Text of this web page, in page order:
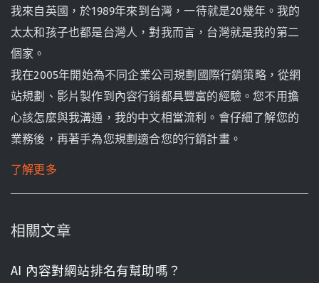
我來自英國，於1989年來到台灣，一待就是20幾年。我的
太太和孩子也都是台灣人，對我而言，台灣就是我的第二
個家。
我在2005年開始為不同企業公司規劃國際行銷策略，從網
站規劃、影片製作到內容行銷都具豐富的經驗。您不用擔
心該怎麼與我溝通，我的中文相當流利。會仔細了解您的
業務後，再著手為您規劃適合您的行銷計畫。
了解更多
相關文章
AI 內容對網站排名有幫助嗎？